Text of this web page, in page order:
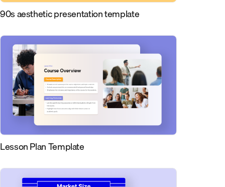
90s aesthetic presentation template
Lesson Plan Template